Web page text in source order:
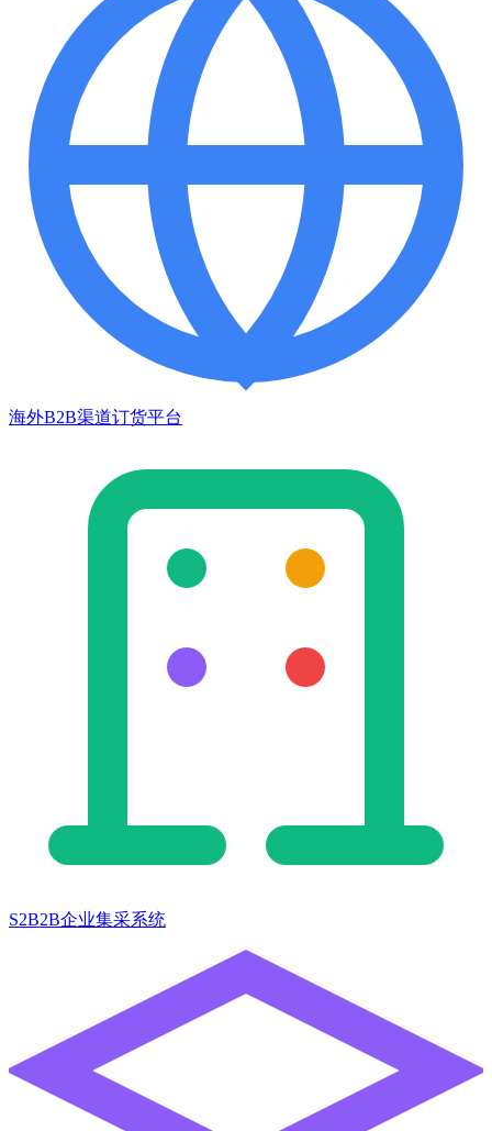
海外B2B渠道订货平台
S2B2B企业集采系统